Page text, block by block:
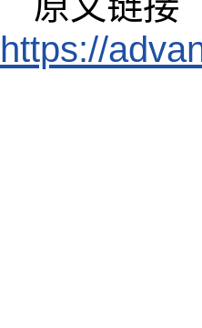
https://